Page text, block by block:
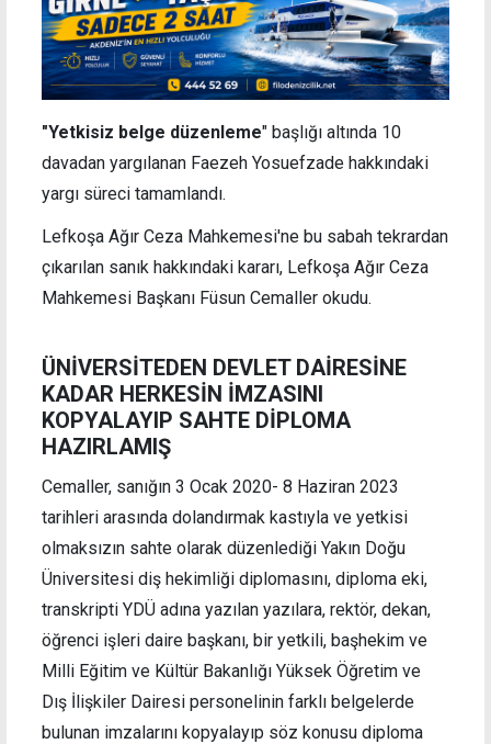
"Yetkisiz belge düzenleme" başlığı altında 10
davadan yargılanan Faezeh Yosuefzade hakkındaki
yargı süreci tamamlandı.
Lefkoşa Ağır Ceza Mahkemesi'ne bu sabah tekrardan
çıkarılan sanık hakkındaki kararı, Lefkoşa Ağır Ceza
Mahkemesi Başkanı Füsun Cemaller okudu.
ÜNİVERSİTEDEN DEVLET DAİRESİNE
KADAR HERKESİN İMZASINI
KOPYALAYIP SAHTE DİPLOMA
HAZIRLAMIŞ
Cemaller, sanığın 3 Ocak 2020- 8 Haziran 2023
tarihleri arasında dolandırmak kastıyla ve yetkisi
olmaksızın sahte olarak düzenlediği Yakın Doğu
Üniversitesi diş hekimliği diplomasını, diploma eki,
transkripti YDÜ adına yazılan yazılara, rektör, dekan,
öğrenci işleri daire başkanı, bir yetkili, başhekim ve
Milli Eğitim ve Kültür Bakanlığı Yüksek Öğretim ve
Dış İlişkiler Dairesi personelinin farklı belgelerde
bulunan imzalarını kopyalayıp söz konusu diploma